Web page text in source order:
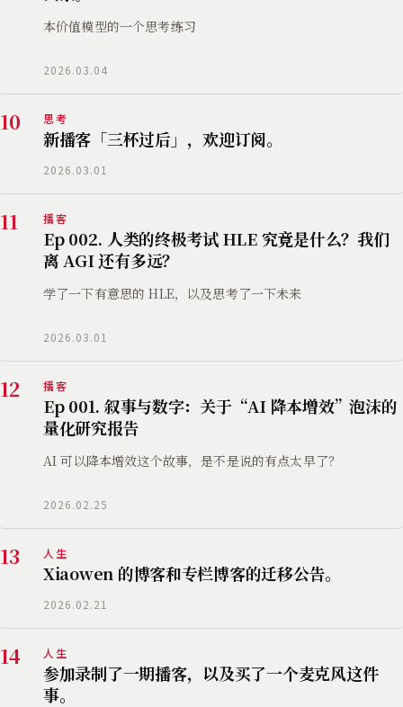
本价值模型的一个思考练习
2026.03.04
10 思考
新播客「三杯过后」，欢迎订阅。
2026.03.01
11 播客
Ep 002. 人类的终极考试 HLE 究竟是什么？我们
离 AGI 还有多远？
学了一下有意思的 HLE，以及思考了一下未来
2026.03.01
12 播客
Ep 001. 叙事与数字：关于“AI 降本增效”泡沫的
量化研究报告
AI 可以降本增效这个故事，是不是说的有点太早了？
2026.02.25
13 人生
Xiaowen 的博客和专栏博客的迁移公告。
2026.02.21
14 人生
参加录制了一期播客，以及买了一个麦克风这件
事。